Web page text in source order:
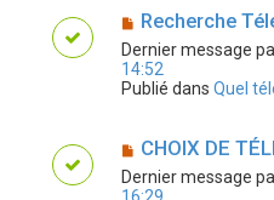
Recherche
Dernier message
14:52
Publié dans Quel
CHOIX DE
Dernier message
16:29